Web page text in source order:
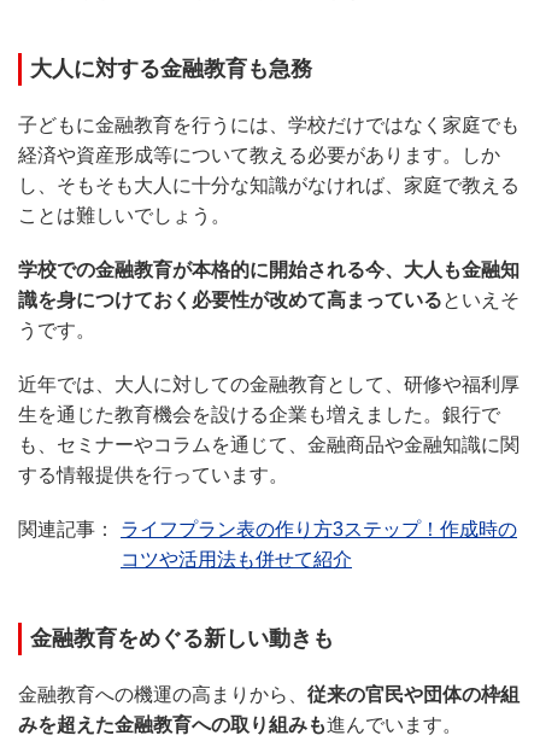
大人に対する金融教育も急務
子どもに金融教育を行うには、学校だけではなく家庭でも
経済や資産形成等について教える必要があります。しか
し、そもそも大人に十分な知識がなければ、家庭で教える
ことは難しいでしょう。
学校での金融教育が本格的に開始される今、大人も金融知
識を身につけておく必要性が改めて高まっているといえそ
うです。
近年では、大人に対しての金融教育として、研修や福利厚
生を通じた教育機会を設ける企業も増えました。銀行で
も、セミナーやコラムを通じて、金融商品や金融知識に関
する情報提供を行っています。
ライフプラン表の作り方3ステップ！作成時の
コツや活用法も併せて紹介
金融教育をめぐる新しい動きも
金融教育への機運の高まりから、 従来の官民や団体の枠組
みを超えた金融教育への取り組みも進んでいます。